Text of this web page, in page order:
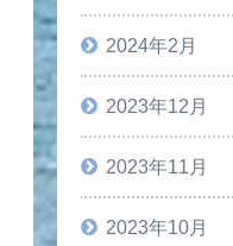
2024年2月
2023年12月
2023年11月
2023年10月